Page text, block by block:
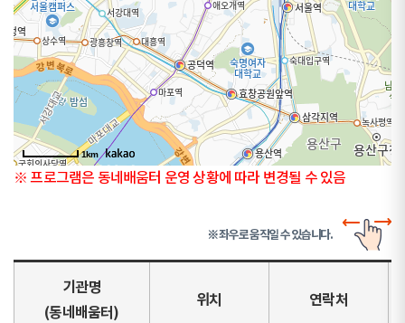
1km
※ 프로그램은 동네배움터 운영 상황에 따라 변경될 수 있음
※ 좌우로 움직일 수 있습니다.
기관명
(동네배움터)
위치 연락처